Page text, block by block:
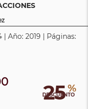
| Año: 2019 | Páginas:
25 %
DESCUENTO